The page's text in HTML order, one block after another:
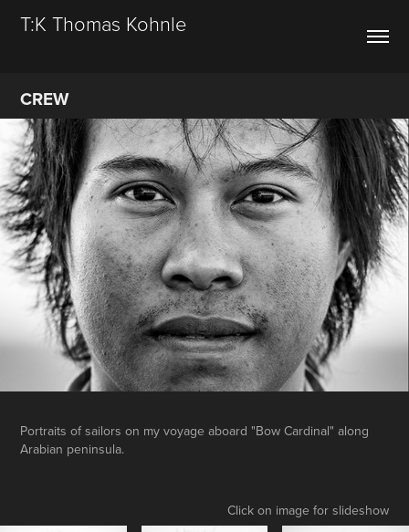
T:K Thomas Kohnle
CREW
Portraits of sailors on my voyage aboard "Bow Cardinal" along
Arabian peninsula.
Click on image for slideshow